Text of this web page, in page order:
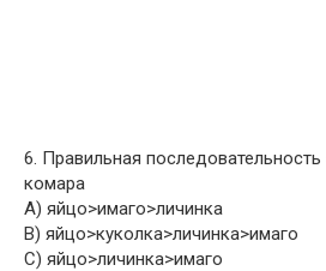
6. Правильная последовательность
комара
A) яйцо>имаго>личинка
B) яйцо>куколка>личинка>имаго
C) яйцо>личинка>имаго